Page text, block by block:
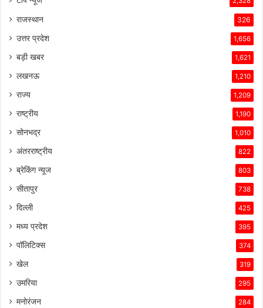
राजस्थान 326
उत्तर प्रदेश 1,656
बड़ी खबर 1,621
लखनऊ 1,210
राज्य 1,209
राष्ट्रीय 1,190
सोनभद्र 1,010
अंतरराष्ट्रीय 822
ब्रेकिंग न्यूज 803
सीतापुर 738
दिल्ली 425
मध्य प्रदेश 395
पॉलिटिक्स 374
खेल 319
उमरिया 295
मनोरंजन 284